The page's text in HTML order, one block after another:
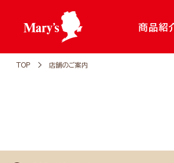
商品紹
TOP 店舗のご案内